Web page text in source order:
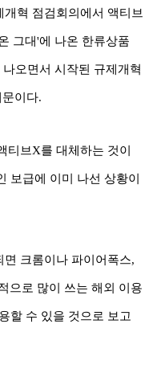
혁 점검회의에서 액티브
그대'에 나온 한류상품
오면서 시작된 규제개혁
이다.
티브X를 대체하는 것이
보급에 이미 나선 상황이
크롬이나 파이어폭스,
으로 많이 쓰는 해외 이용
할 수 있을 것으로 보고